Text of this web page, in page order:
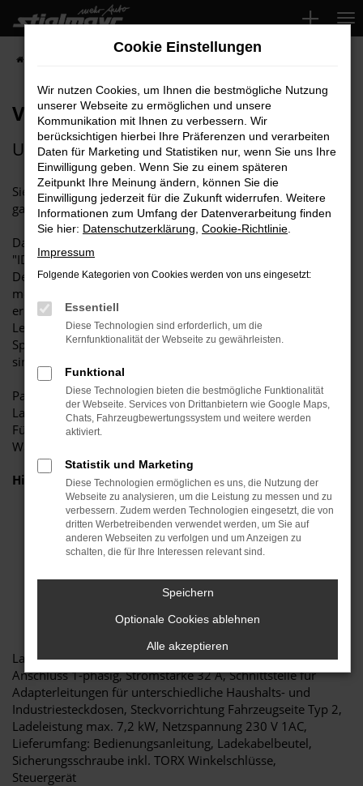
Zum
Hauptinhalt
springen
Volkswagen ID. Charger Travel
Unterwegs immer flexibel laden
Sie möchten beim Lades Ihres ID. oder Hybrid flexibel sein,
ganz unabhängig davon, wo Sie sich gerade befinden?
Dann ist das intelligente Volkswagen Original Ladesystem
"ID. Charger Travel" genau das richtige Produkt für Sie.
Der "ID. Charger Travel" ist ein Steuergerät, das wie eine
mobile Wallbox funktioniert. Der "ID. Charger Travel"
ermöglicht das Laden auch per Starkstrom mit derselben
Leistung wie bei einer Wallbox, erkennt Stecker und
Spannung und regelt die maximal zulässige Leistung. Damit
sind Sie gut gerüstet, auch für Fahrten ins Ausland.
Passend zum "ID. Charger Travel" gibt es verschiedene
Ladeanschlüsse.
Für die Garage oder das Carport daheim sorgt das passende
Wandhalterungs-Set für einen gesicherten und festen Platz.
Hier die wichtigsten Fakten auf einen Blick:
Ladesystem ID. Charger Travel Basis 7,2KW
Ladeleistung bis 7,2 kWh
1 Phase 32 Ampere
Bedieneinheit mit 4,5mtr. Fahrzeugkabel mit Typ2-
Hochwertiges Produkt des Volkswagen Konzerns
ID. Design by Volkswagen
Anschlussmöglichkeit diverser Netzkabel (nicht im
Ladekabel Mode: Ladekabel Mode 2, Gesamtlänge 4,5 m,
Anschluss 1-phasig, Stromstärke 32 A, Schnittstelle für
Adapterleitungen für unterschiedliche Haushalts- und
Industriesteckdosen, Steckvorrichtung Fahrzeugseite Typ 2,
Ladeleistung max. 7,2 kW, Netzspannung 230 V 1AC,
Lieferumfang: Bedienungsanleitung, Ladekabelbeutel,
Sicherungsschraube inkl. TORX Winkelschlüsse,
Steuergerät
Cookie Einstellungen
Wir nutzen Cookies, um Ihnen die bestmögliche Nutzung
unserer Webseite zu ermöglichen und unsere
Kommunikation mit Ihnen zu verbessern. Wir
berücksichtigen hierbei Ihre Präferenzen und verarbeiten
Daten für Marketing und Statistiken nur, wenn Sie uns Ihre
Einwilligung geben. Wenn Sie zu einem späteren
Zeitpunkt Ihre Meinung ändern, können Sie die
Einwilligung jederzeit für die Zukunft widerrufen. Weitere
Informationen zum Umfang der Datenverarbeitung finden
Sie hier: Datenschutzerklärung Cookie-Richtlinie
Impressum
Folgende Kategorien von Cookies werden von uns eingesetzt:
Essentiell
Diese Technologien sind erforderlich, um die
Kernfunktionalität der Webseite zu gewährleisten.
Funktional
Diese Technologien bieten die bestmögliche Funktionalität
der Webseite. Services von Drittanbietern wie Google Maps,
Chats, Fahrzeugbewertungssystem und weitere werden
aktiviert.
Statistik und Marketing
Diese Technologien ermöglichen es uns, die Nutzung der
Webseite zu analysieren, um die Leistung zu messen und zu
verbessern. Zudem werden Technologien eingesetzt, die von
dritten Werbetreibenden verwendet werden, um Sie auf
anderen Webseiten zu verfolgen und um Anzeigen zu
schalten, die für Ihre Interessen relevant sind.
Speichern
Optionale Cookies ablehnen
Alle akzeptieren